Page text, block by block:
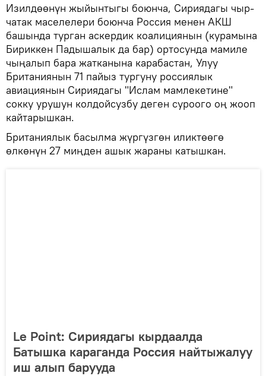
Изилдөөнүн жыйынтыгы боюнча, Сириядагы чыр-
чатак маселелери боюнча Россия менен АКШ
башында турган аскердик коалициянын (курамына
Бириккен Падышалык да бар) ортосунда мамиле
чыңалып бара жатканына карабастан, Улуу
Британиянын 71 пайыз тургуну россиялык
авиациянын Сириядагы "Ислам мамлекетине"
сокку урушун колдойсузбу деген суроого оң жооп
кайтарышкан.
Британиялык басылма жүргүзгөн иликтөөгө
өлкөнүн 27 миңден ашык жараны катышкан.
Le Point: Сириядагы кырдаалда
Батышка караганда Россия найтыжалуу
иш алып барууда